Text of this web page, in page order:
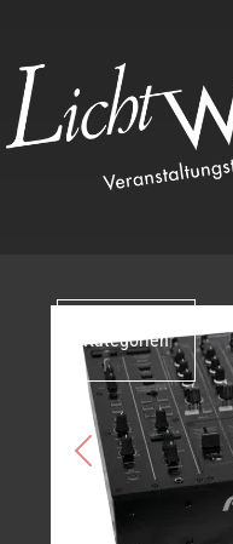
Kategorien
Previous